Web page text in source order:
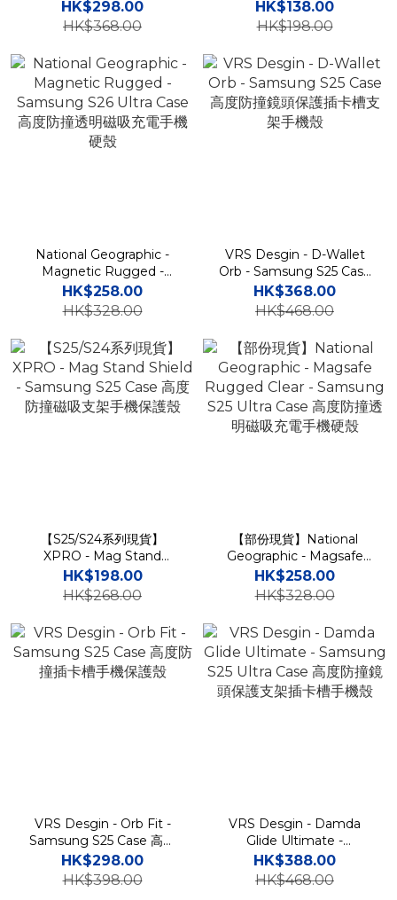
S25 Ultra Case 高度防撞鏡
頭保護支架磁吸充電手機殼
HK$298.00
HK$368.00
高度防撞鏡面手機保護硬殼
A57
HK$138.00
HK$198.00
National Geographic -
Magnetic Rugged -
Samsung S26 Ultra Case
高度防撞透明磁吸充電手機
HK$258.00
HK$328.00
VRS Desgin - D-Wallet
Orb - Samsung S25 Case
高度防撞鏡頭保護插卡槽支
架手機殼
HK$368.00
HK$468.00
【S25/S24系列現貨】
XPRO - Mag Stand
Shield - Samsung S25
Case 高度防撞磁吸支架手
機保護殼
HK$198.00
HK$268.00
【部份現貨】National
Geographic - Magsafe
Rugged Clear - Samsung
S25 Ultra Case 高度防撞透
明磁吸充電手機硬殼
HK$258.00
HK$328.00
VRS Desgin - Orb Fit -
Samsung S25 Case 高度
防撞插卡槽手機保護殼
HK$298.00
HK$398.00
VRS Desgin - Damda
Glide Ultimate -
Samsung S25 Ultra Case
高度防撞鏡頭保護支架插卡
槽手機殼
HK$388.00
HK$468.00